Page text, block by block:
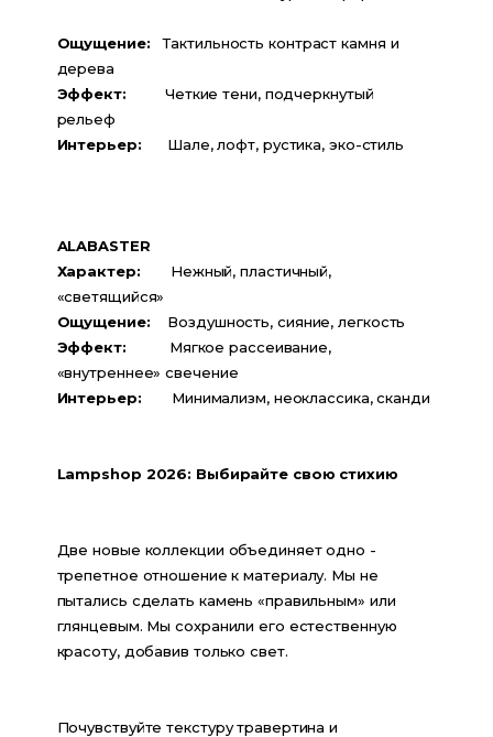
Ощущение: Тактильность контраст камня и
дерева
Эффект: Четкие тени, подчеркнутый
рельеф
Интерьер: Шале, лофт, рустика, эко-стиль
ALABASTER
Характер: Нежный, пластичный,
«светящийся»
Ощущение: Воздушность, сияние, легкость
Эффект: Мягкое рассеивание,
«внутреннее» свечение
Интерьер: Минимализм, неоклассика, сканди
Lampshop 2026: Выбирайте свою стихию
Две новые коллекции объединяет одно -
трепетное отношение к материалу. Мы не
пытались сделать камень «правильным» или
глянцевым. Мы сохранили его естественную
красоту, добавив только свет.
Почувствуйте текстуру травертина и